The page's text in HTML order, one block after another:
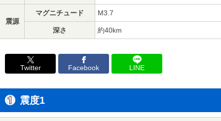
震源
マグニチュード M3.7
深さ 約40km
Twitter Facebook LINE
震度1